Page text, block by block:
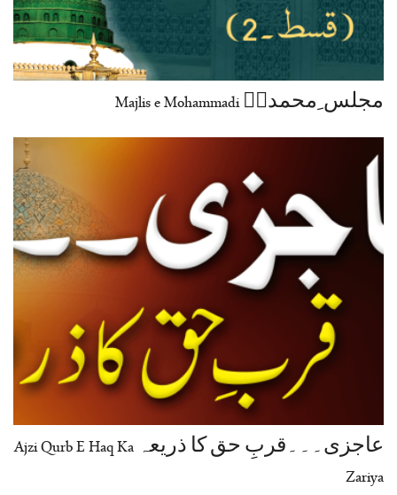
مجلس ِمحمدیؐ Majlis e Mohammadi
عاجزی۔۔۔قربِ حق کا ذریعہ Ajzi Qurb E Haq Ka
Zariya